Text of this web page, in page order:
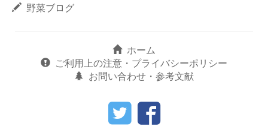
野菜ブログ
ホーム
ご利用上の注意・プライバシーポリシー
お問い合わせ・参考文献